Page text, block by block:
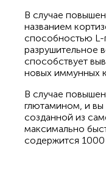
В случае
названием
способностью L-
разрушительное
способствует
новых иммунных
В случае
глютамином, и
созданной из
максимально
содержится 1000